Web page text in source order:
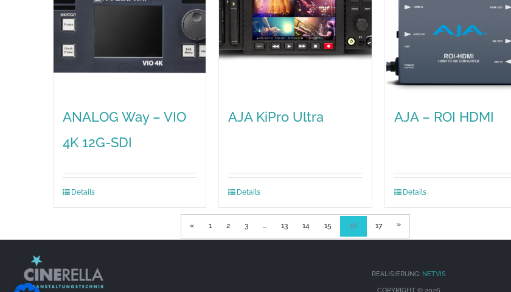
ANALOG Way – VIO
4K 12G-SDI
Details
AJA KiPro Ultra
Details
AJA – ROI HDMI
Details
« 1 2 3 … 13 14 15 16 17 »
REALISIERUNG: NETVIS